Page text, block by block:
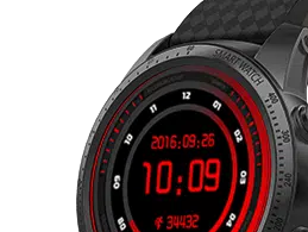
Smartphonetarife
Datentarife
Smartphonetarife
Prepaid-Tarife
Datentarife